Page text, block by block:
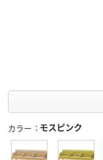
カラー モスピンク